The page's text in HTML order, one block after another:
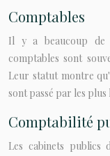
Comptables
Il y a beaucoup de
comptables sont
Leur statut montre
sont passé par les
Comptabilité
Les cabinets publics